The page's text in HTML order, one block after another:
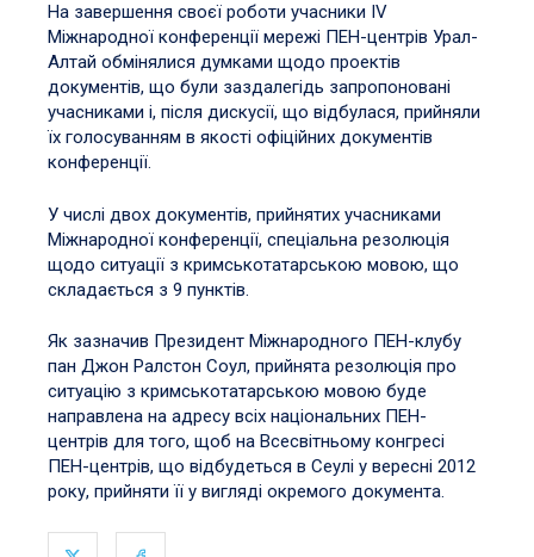
На завершення своєї роботи учасники IV
Міжнародної конференції мережі ПЕН-центрів Урал-
Алтай обмінялися думками щодо проектів
документів, що були заздалегідь запропоновані
учасниками і, після дискусії, що відбулася, прийняли
їх голосуванням в якості офіційних документів
конференції.
У числі двох документів, прийнятих учасниками
Міжнародної конференції, спеціальна резолюція
щодо ситуації з кримськотатарською мовою, що
складається з 9 пунктів.
Як зазначив Президент Міжнародного ПЕН-клубу
пан Джон Ралстон Соул, прийнята резолюція про
ситуацію з кримськотатарською мовою буде
направлена на адресу всіх національних ПЕН-
центрів для того, щоб на Всесвітньому конгресі
ПЕН-центрів, що відбудеться в Сеулі у вересні 2012
року, прийняти її у вигляді окремого документа.